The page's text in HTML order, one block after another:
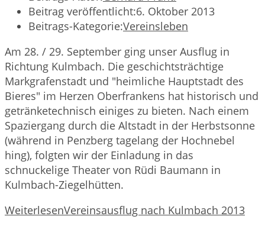
Beitrag veröffentlicht:6. Oktober 2013
Beitrags-Kategorie:Vereinsleben
Am 28. / 29. September ging unser Ausflug in
Richtung Kulmbach. Die geschichtsträchtige
Markgrafenstadt und "heimliche Hauptstadt des
Bieres" im Herzen Oberfrankens hat historisch und
getränketechnisch einiges zu bieten. Nach einem
Spaziergang durch die Altstadt in der Herbstsonne
(während in Penzberg tagelang der Hochnebel
hing), folgten wir der Einladung in das
schnuckelige Theater von Rüdi Baumann in
Kulmbach-Ziegelhütten.
WeiterlesenVereinsausflug nach Kulmbach 2013